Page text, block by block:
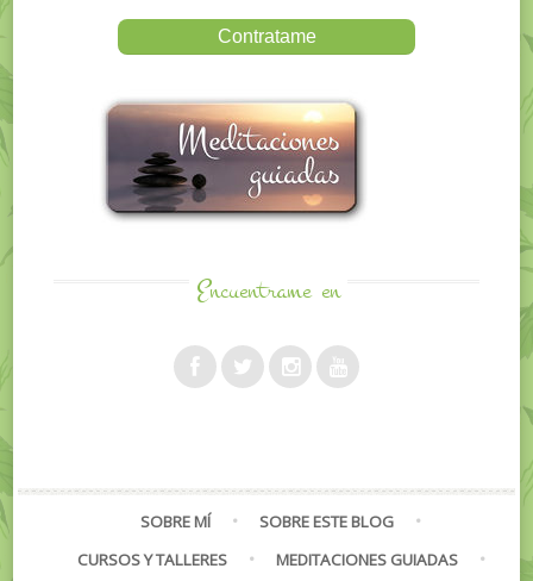
Encuentrame en
SOBRE MÍ
SOBRE ESTE BLOG
CURSOS Y TALLERES
MEDITACIONES GUIADAS